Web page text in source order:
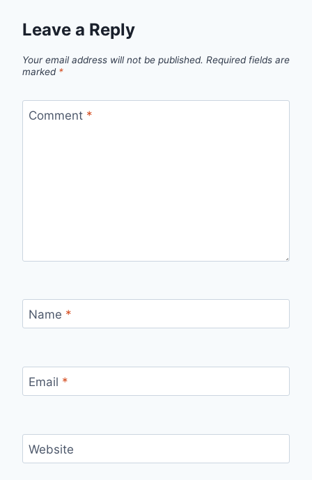
Leave a Reply
Your email address will not be published. Required fields are
marked *
Comment *
Name *
Email *
Website